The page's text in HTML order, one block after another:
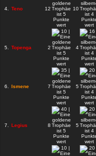
4. Teno 12 10
5. Topenga 2 4
6. Ismene 7 5
7. Legius 8 5